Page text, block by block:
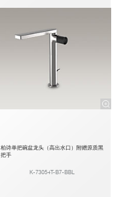
柏诗单把碗盆龙头（高出水口）附赠原质黑
把手
K-73054T-B7-BBL